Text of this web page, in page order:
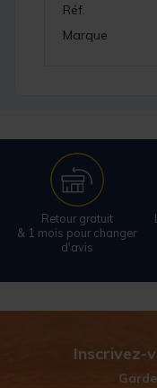
Réf.
Marque
Retour gratuit
& 1 mois pour changer
d'avis
Inscrivez-